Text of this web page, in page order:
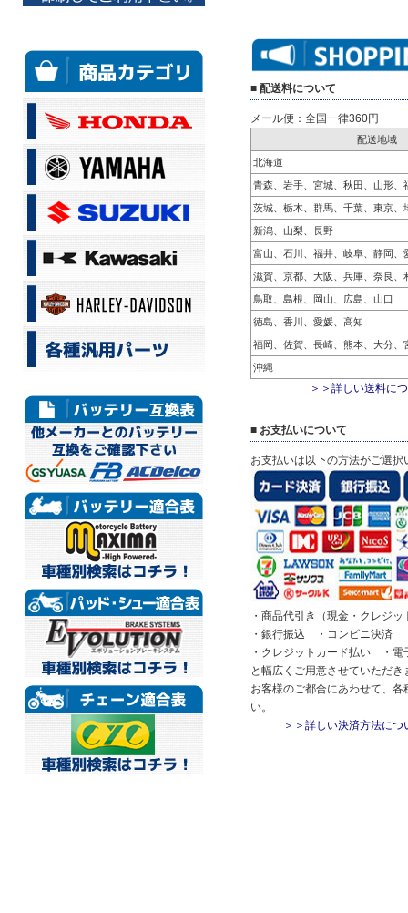
■ 配送料について
メール便：全国一律360円
配送地域
北海道
青森、岩手、宮城、秋田、山形、
茨城、栃木、群馬、千葉、東京、
新潟、山梨、長野
富山、石川、福井、岐阜、静岡、
滋賀、京都、大阪、兵庫、奈良、
鳥取、島根、岡山、広島、山口
徳島、香川、愛媛、高知
福岡、佐賀、長崎、熊本、大分、
沖縄
＞＞詳しい送料に
■ お支払いについて
お支払いは以下の方法がご選択
・商品代引き（現金・クレジ
・銀行振込 ・コンビニ決済
・クレジットカード払い ・電
と幅広くご用意させていただき
お客様のご都合にあわせて、
い。
＞＞詳しい決済方法に